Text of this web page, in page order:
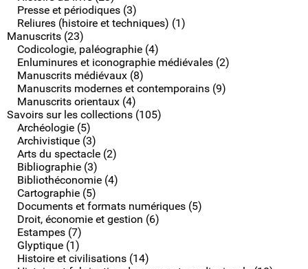
Presse et périodiques (3)
Reliures (histoire et techniques) (1)
Manuscrits (23)
Codicologie, paléographie (4)
Enluminures et iconographie médiévales (2)
Manuscrits médiévaux (8)
Manuscrits modernes et contemporains (9)
Manuscrits orientaux (4)
Savoirs sur les collections (105)
Archéologie (5)
Archivistique (3)
Arts du spectacle (2)
Bibliographie (3)
Bibliothéconomie (4)
Cartographie (5)
Documents et formats numériques (5)
Droit, économie et gestion (6)
Estampes (7)
Glyptique (1)
Histoire et civilisations (14)